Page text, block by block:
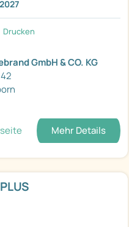
2027
Drucken
GmbH & CO. KG
Mehr Details